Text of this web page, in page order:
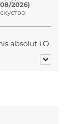
08/2026)
absolut i.O.